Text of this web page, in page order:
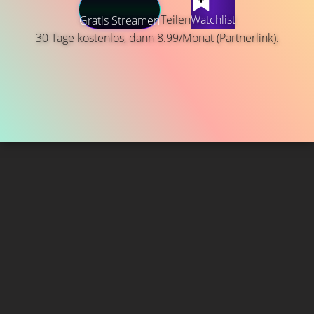
Gratis StreamenTeilenWatchlist
30 Tage kostenlos, dann 8.99/Monat (Partnerlink).